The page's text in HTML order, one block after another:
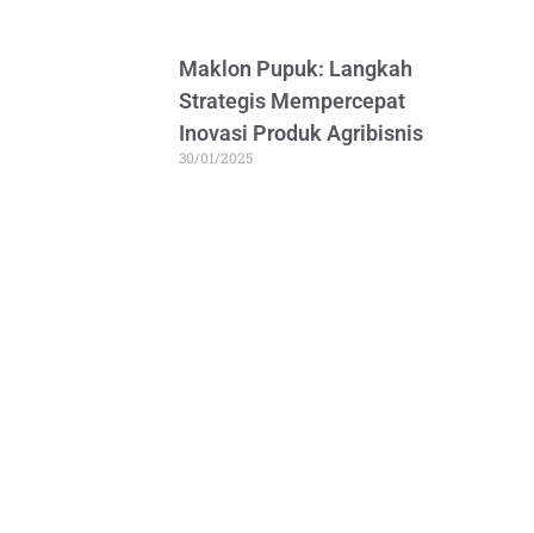
Maklon Pupuk: Langkah
Strategis Mempercepat
Inovasi Produk Agribisnis
30/01/2025